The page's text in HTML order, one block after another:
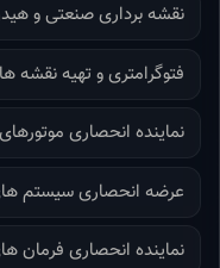
نقشه برداری صنعتی و
فتوگرامتری و تهیه نقشه
نماینده انحصاری
عرضه انحصاری سیستم
نماینده انحصاری فرمان